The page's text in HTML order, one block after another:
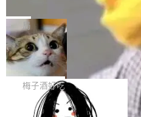
级应用，企业在规模化落地过程中
可控性和代码质量提出了更高要
安全与合规要求。对于大多数普通
有云模型能够满足快速试用和效率
但对于金融、能源、医疗等对数
AI算力网关（AI创新平台）成功
各业的Agent走向规模化建设，算
渐丰富，用户关注的重点也在发生
让AI用起来，还要进一步看清混合
Token花在哪里、算力是否被充分
续增长的AI成本该如何优化。 深
正是围绕这些实际问题，从Token
理两个方面，让用户的每一份算力
束，一个实验室的开始
Google 员工编号 20。
Bigtable 作者之一。TensorFlow
Gemini 的架构师。Google 首席
ean 在 Google 工作了 27 年后，
不是一个人走。一同离开的还有
wat（Google 员工编号 23，Jeff
年的编程搭档，MapReduce 和
作者）、Quoc Le（Google 大脑
局
🔥 SolonCode v2026.8.4 发布
字体可调、22 种语言、记忆搜
打开终端就能上岗的全中文编码
把「看得清、用母语、记得住」
齐。 SolonCode 是什么
耳科技研发的企业级终端编码智
梅子酒好吃
让“代码语义理解”深度释放AI